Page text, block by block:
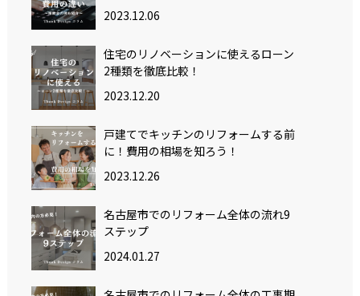
2023.12.06
住宅のリノベーションに使えるローン
2種類を徹底比較！
2023.12.20
戸建てでキッチンのリフォームする前
に！費用の相場を知ろう！
2023.12.26
名古屋市でのリフォーム全体の流れ9
ステップ
2024.01.27